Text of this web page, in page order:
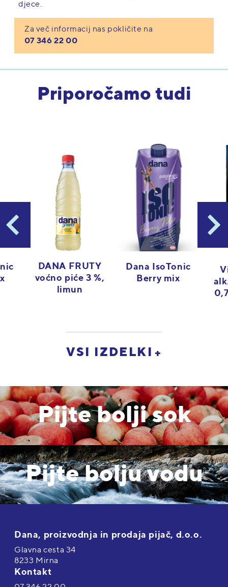
djece.
Za več informacij nas pokličite na
07 346 22 00
Priporočamo tudi
DANA FRUTY
voćno piće 3 %,
limun
Dana IsoTonic
Berry mix
VSI IZDELKI
Pijte bolji sok
Pijte bolju vodu
Dana, proizvodnja in prodaja pijač, d.o.o.
Glavna cesta 34
8233 Mirna
Kontakt